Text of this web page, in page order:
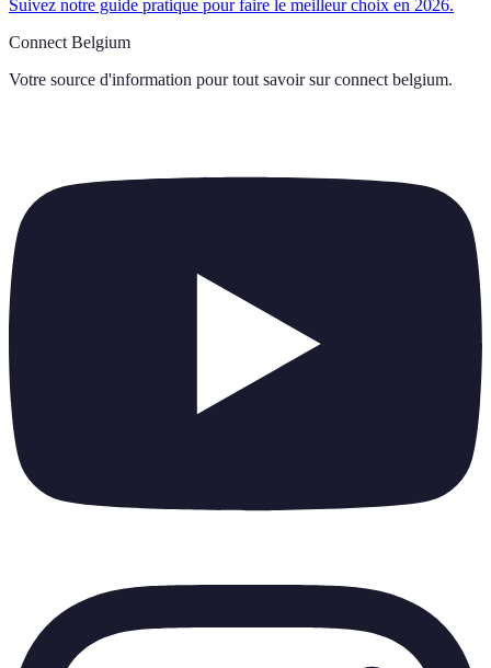
Suivez notre guide pratique pour faire le meilleur choix en 2026.
Connect Belgium
Votre source d'information pour tout savoir sur connect belgium.